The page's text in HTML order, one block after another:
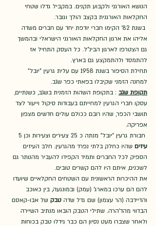
הנושא האורגני ולקבוע תקנים. במקביל גדלו שטחי
החקלאות האורגנית בקצב הולך וגובר.
בשנת 82' הקימו חברי יודפת יחד עם חברים משדה
אליהו את ארגון החקלאות האורגני הישראלי ובהמשך
גם הצטרפו לארגון הבינ"ל. כל העסק התחיל אז
להתמסד ולהתמקצע גם בארץ.
תחילת הסיפור בשנת 1958 עם עלית גרעין "יובל"
למחנה הזמני שקיבלו בפאתי כפר שגב.
תקופת שגב : בתקופת השהות הזמנית בשגב, כשנתיים,
עסקו חברי הגרעין למחייתם בעבודות סיקול וייעור לצד
תושבי הכפר, שהיו רובם ככולם עולים חדשים מצפון
אפריקה.
עיזים שהיו כחלק בלתי נפרד מהגרעין. חלב העיזים
הספיק לכל החברים ותמיד הקפידו להעביר מהנותר גם
לשכנים, איתם היו להם קשרים טובים.
את ההיכרות הראשונית עם השטחים החקלאיים שיועדו
להם הם ערכו במארג' (עמק) ובמונגעה, בין כאוכב
והדיידבה (הר עצמון) שם גדל שדה טבק של אבו-קאסם
הבדווי מהד'הרה. שתילי הטבק הובאו מנתיב השיירה
ולאחר שצברו מעט נסיון הם כבר גידלו טבק בכוחות